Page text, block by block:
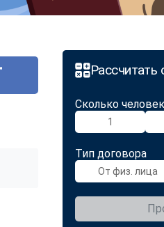
Рассчитать
Сколько
1
Тип договора
От физ. лица